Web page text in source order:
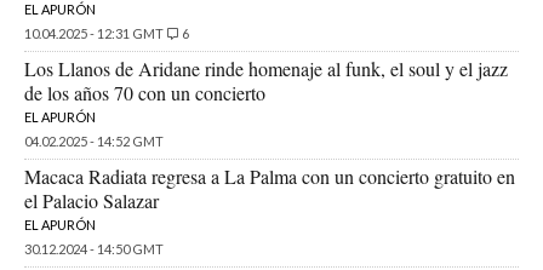
EL APURÓN
10.04.2025 - 12:31 GMT
6
Los Llanos de Aridane rinde homenaje al funk, el soul y el jazz
de los años 70 con un concierto
EL APURÓN
04.02.2025 - 14:52 GMT
Macaca Radiata regresa a La Palma con un concierto gratuito en
el Palacio Salazar
EL APURÓN
30.12.2024 - 14:50 GMT